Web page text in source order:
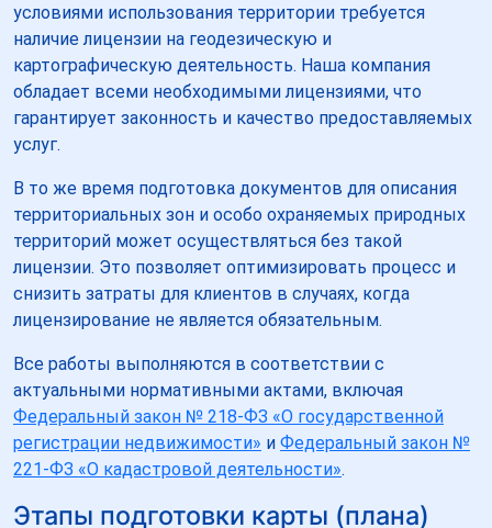
условиями использования территории требуется
наличие лицензии на геодезическую и
картографическую деятельность. Наша компания
обладает всеми необходимыми лицензиями, что
гарантирует законность и качество предоставляемых
услуг.
В то же время подготовка документов для описания
территориальных зон и особо охраняемых природных
территорий может осуществляться без такой
лицензии. Это позволяет оптимизировать процесс и
снизить затраты для клиентов в случаях, когда
лицензирование не является обязательным.
Все работы выполняются в соответствии с
актуальными нормативными актами, включая
Федеральный закон № 218-ФЗ «О государственной
регистрации недвижимости» и Федеральный закон №
221-ФЗ «О кадастровой деятельности».
Этапы подготовки карты (плана)